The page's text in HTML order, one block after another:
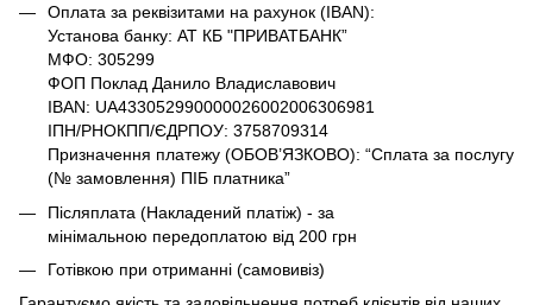
Оплата за реквізитами на рахунок (IBAN):
Установа банку: АТ КБ "ПРИВАТБАНК”
МФО: 305299
ФОП Поклад Данило Владиславович
IBAN: UA433052990000026002006306981
ІПН/РНОКПП/ЄДРПОУ: 3758709314
Призначення платежу (ОБОВ’ЯЗКОВО): “Сплата за послугу
(№ замовлення) ПІБ платника”
Післяплата (Накладений платіж) - за
мінімальною передоплатою від 200 грн
Готівкою при отриманні (самовивіз)